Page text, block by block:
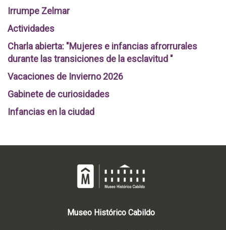
Irrumpe Zelmar
Actividades
Charla abierta: "Mujeres e infancias afrorrurales
durante las transiciones de la esclavitud "
Vacaciones de Invierno 2026
Gabinete de curiosidades
Infancias en la ciudad
Museo Histórico Cabildo